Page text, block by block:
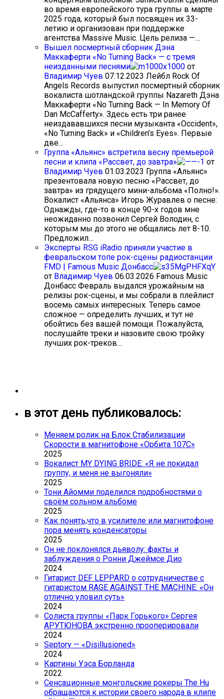
во время европейского тура группы в марте
2025 года, который был посвящен их 33-
летию и организован при поддержке
агентства Massive Music. Цель релиза —…
Вышел посмертный сборник Дэна
Маккаферти «No Turning Back» — с тремя
неизданными песнями
от
Владимир Чуев 07.12.2023 Лейбл Rock Of
Angels Records выпустил посмертный сборник
вокалиста шотландской группы Nazareth Дэна
Маккаферти «No Turning Back — In Memory Of
Dan McCafferty». Здесь есть три ранее
неиздававшихся песни музыканта «Occident»,
«No Turning Back» и «Children’s Eyes». Первые
две…
Группа «Альянс» встретила весну премьерой
песни и клипа «Рассвет, до завтра»
от
Владимир Чуев 01.03.2023 Группа «Альянс»
презентовала новую песню «Рассвет, до
завтра» из грядущего мини-альбома «Полно!».
Вокалист «Альянса» Игорь Журавлев о песне:
Однажды, где-то в конце 90-х годов мне
неожиданно позвонил Сергей Володин, с
которым мы до этого не общались лет 8-10.
Предложил…
Эксперты RSG iRadio приняли участие в
февральском топе рок-сцены радиостанции
FMD | Famous Music Донбасс
от Владимир Чуев 06.03.2026 Famous Music
Донбасс Февраль выдался урожайным на
релизы рок-сцены, и мы собрали в плейлист
восемь самых интересных. Теперь самое
сложное — определить лучших, и тут не
обойтись без вашей помощи. Пожалуйста,
послушайте треки и назовите свою тройку
лучших рок-треков…
в этот день публиковалось:
Меняем ролик на Блок Стабилизации
Скорости в магнитофоне «Орбита 107С»
2025
Вокалист MY DYING BRIDE: «Я не покидал
группу, и меня не выгоняли»
2025
Тони Айомми поделился подробностями о
своём сольном альбоме
2025
Как понять,что в усилителе или магнитофоне
пора менять конденсаторы
2025
Он не поклонялся дьяволу: факты и
заблуждения о Ронни Джеймсе Дио
2024
Гитарист DEF LEPPARD о сотрудничестве с
гитаристом RAGE AGAINST THE MACHINE: «Он
отлично уловил суть»
2024
Солиста группы «Парк Горького» Сергея
АРУТЮНОВА экстренно прооперировали
2024
Septory — «Disillusioned»
2024
Картины Уэса Борланда
2022
Сенсационные монгольские рокеры The Hu
обращаются к истории своего народа в клипе